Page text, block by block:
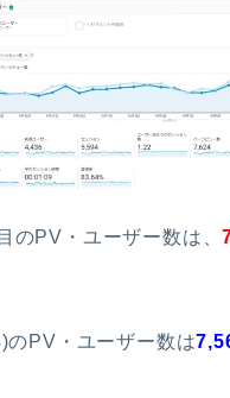
のPV・ユーザー数は、
のPV・ユーザー数は